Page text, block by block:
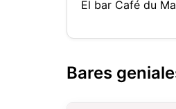
El bar Café du
Bares